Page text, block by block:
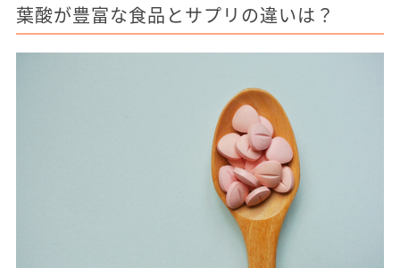
葉酸が豊富な食品とサプリの違いは？